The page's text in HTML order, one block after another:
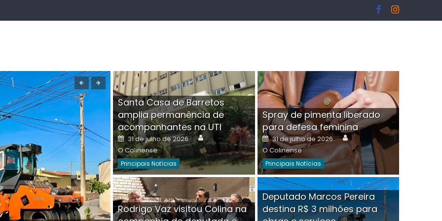
Boutique na Av. Ângelo Martins Tristão é
invadida por criminoso mascarado
Santa Casa de Barretos
amplia permanência de
acompanhantes na UTI
Posted
on
31 de julho de 2026 Author
O Colinense
Principais Notícias
Spray de pimenta liberado
para defesa feminina
Posted
on
31 de julho de 2026 Author
O Colinense
Principais Notícias
Rodrigo Vaz visitou Colina na
Deputado Marcos Pereira
destina R$ 3 milhões para